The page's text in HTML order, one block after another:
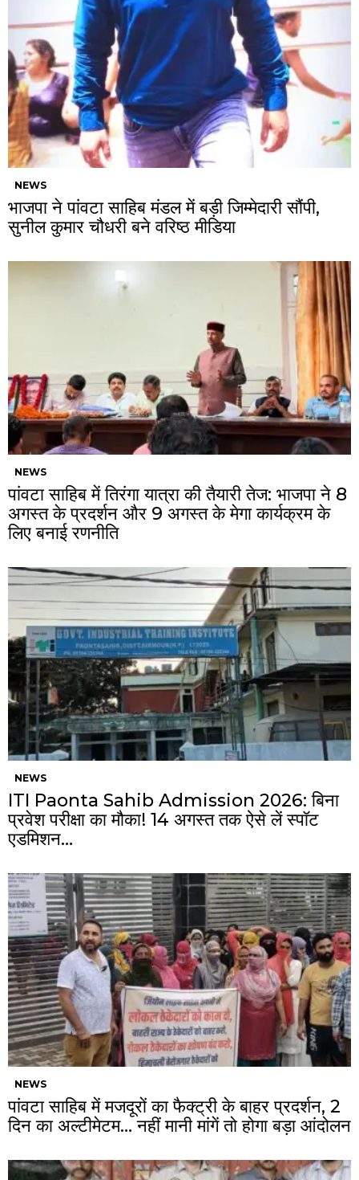
NEWS
भाजपा ने पांवटा साहिब मंडल में बड़ी जिम्मेदारी सौंपी,
सुनील कुमार चौधरी बने वरिष्ठ मीडिया
NEWS
पांवटा साहिब में तिरंगा यात्रा की तैयारी तेज: भाजपा ने 8
अगस्त के प्रदर्शन और 9 अगस्त के मेगा कार्यक्रम के
लिए बनाई रणनीति
NEWS
ITI Paonta Sahib Admission 2026: बिना
प्रवेश परीक्षा का मौका! 14 अगस्त तक ऐसे लें स्पॉट
एडमिशन…
NEWS
पांवटा साहिब में मजदूरों का फैक्ट्री के बाहर प्रदर्शन, 2
दिन का अल्टीमेटम… नहीं मानी मांगें तो होगा बड़ा आंदोलन